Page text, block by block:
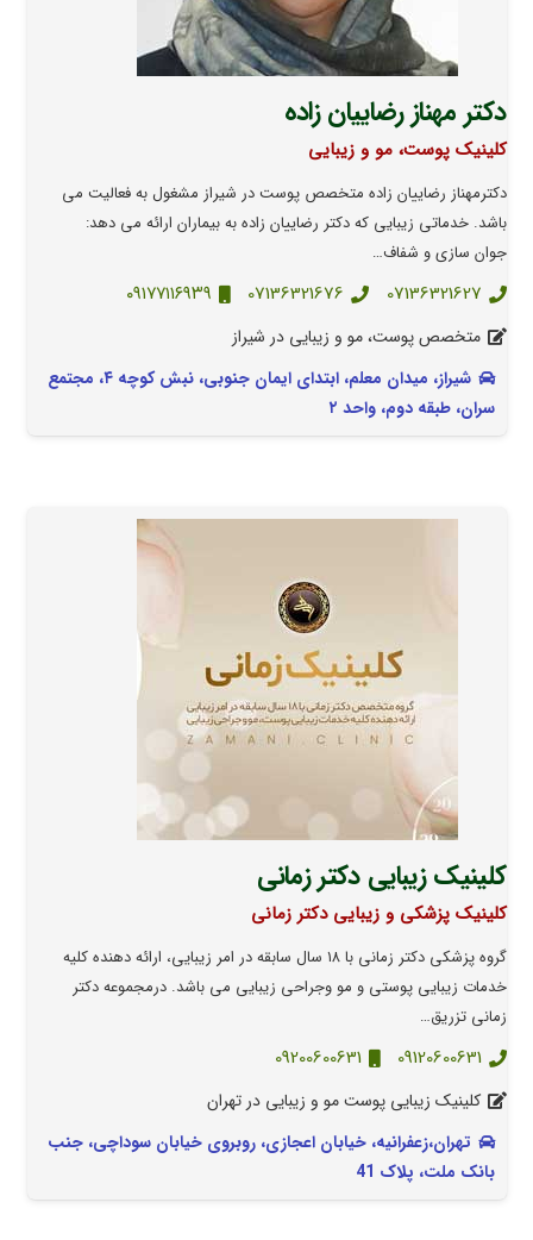
دکتر مهناز رضاییان زاده
کلینیک پوست، مو و زیبایی
دکترمهناز رضاییان زاده متخصص پوست در شیراز مشغول به فعالیت می
باشد. خدماتی زیبایی که دکتر رضاییان زاده به بیماران ارائه می دهد:
جوان سازی و شفاف…
07136321627
07136321676 ۰۹۱۷۷۱۱۶۹۳۹
متخصص پوست، مو و زیبایی در شیراز
شیراز، میدان معلم، ابتدای ایمان جنوبی، نبش کوچه ۴، مجتمع
سران، طبقه دوم، واحد ۲
کلینیک زیبایی دکتر زمانی
کلینیک پزشکی و زیبایی دکتر زمانی
گروه پزشکی دکتر زمانی با ۱۸ سال سابقه در امر زیبایی، ارائه دهنده کلیه
خدمات زیبایی پوستی و مو وجراحی زیبایی می باشد. درمجموعه دکتر
زمانی تزریق…
09120600631
09200600631
کلینیک زیبایی پوست مو و زیبایی در تهران
تهران،زعفرانیه، خیابان اعجازی، روبروی خیابان سوداچی، جنب
بانک ملت، پلاک 41